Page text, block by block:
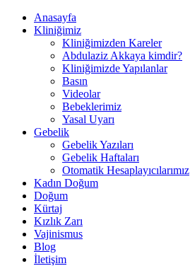
Anasayfa
Kliniğimiz
Kliniğimizden Kareler
Abdulaziz Akkaya kimdir?
Kliniğimizde Yapılanlar
Basın
Videolar
Bebeklerimiz
Yasal Uyarı
Gebelik
Gebelik Yazıları
Gebelik Haftaları
Otomatik Hesaplayıcılarımız
Kadın Doğum
Doğum
Kürtaj
Kızlık Zarı
Vajinismus
Blog
İletişim